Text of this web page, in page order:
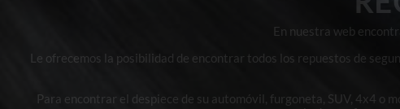
En nuestra web
Le ofrecemos la posibilidad de encontrar todos los repuestos de
Para encontrar el despiece de su automóvil, furgoneta, SUV, 4x4 o